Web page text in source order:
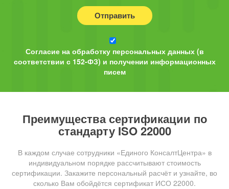
Отправить
Согласие на обработку персональных данных (в
соответствии с 152-ФЗ) и получении информационных
писем
Преимущества сертификации по
стандарту ISO 22000
В каждом случае сотрудники «Единого КонсалтЦентра» в
индивидуальном порядке рассчитывают стоимость
сертификации. Закажите персональный расчёт и узнайте, во
сколько Вам обойдётся сертификат ИСО 22000.